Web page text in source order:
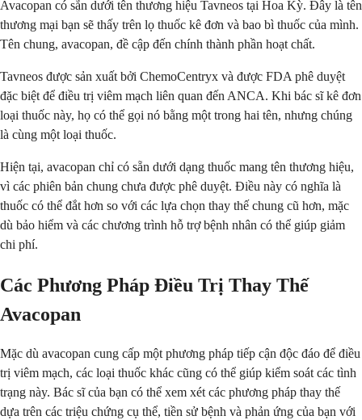
Avacopan có sẵn dưới tên thương hiệu Tavneos tại Hoa Kỳ. Đây là tên
thương mại bạn sẽ thấy trên lọ thuốc kê đơn và bao bì thuốc của mình.
Tên chung, avacopan, đề cập đến chính thành phần hoạt chất.
Tavneos được sản xuất bởi ChemoCentryx và được FDA phê duyệt
đặc biệt để điều trị viêm mạch liên quan đến ANCA. Khi bác sĩ kê đơn
loại thuốc này, họ có thể gọi nó bằng một trong hai tên, nhưng chúng
là cùng một loại thuốc.
Hiện tại, avacopan chỉ có sẵn dưới dạng thuốc mang tên thương hiệu,
vì các phiên bản chung chưa được phê duyệt. Điều này có nghĩa là
thuốc có thể đắt hơn so với các lựa chọn thay thế chung cũ hơn, mặc
dù bảo hiểm và các chương trình hỗ trợ bệnh nhân có thể giúp giảm
chi phí.
Các Phương Pháp Điều Trị Thay Thế
Avacopan
Mặc dù avacopan cung cấp một phương pháp tiếp cận độc đáo để điều
trị viêm mạch, các loại thuốc khác cũng có thể giúp kiểm soát các tình
trạng này. Bác sĩ của bạn có thể xem xét các phương pháp thay thế
dựa trên các triệu chứng cụ thể, tiền sử bệnh và phản ứng của bạn với